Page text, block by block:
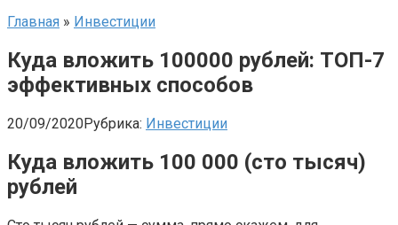
Главная » Инвестиции
Куда вложить 100000 рублей: ТОП-7
эффективных способов
20/09/2020Рубрика: Инвестиции
Куда вложить 100 000 (сто тысяч)
рублей